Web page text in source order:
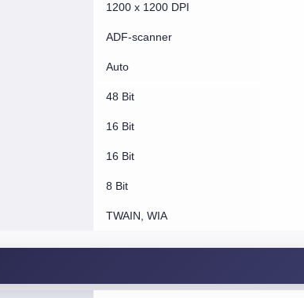
1200 x 1200 DPI
ADF-scanner
Auto
48 Bit
16 Bit
16 Bit
8 Bit
TWAIN, WIA